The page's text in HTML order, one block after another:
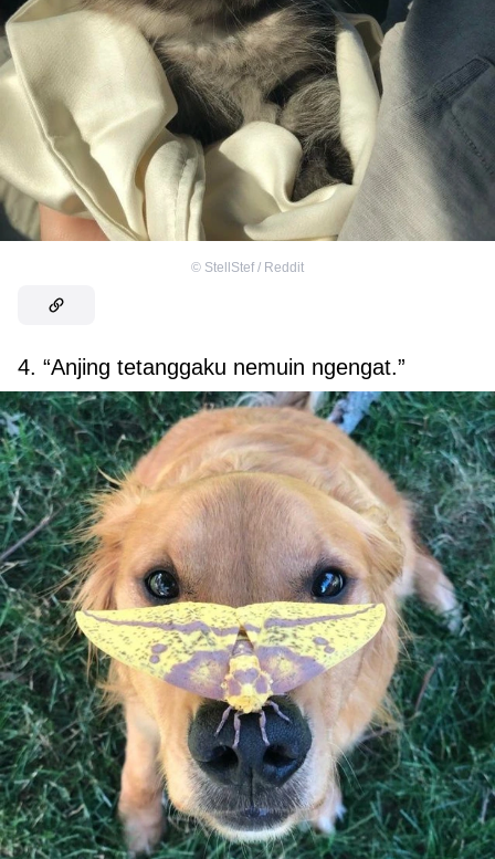
© StellStef / Reddit
4. “Anjing tetanggaku nemuin ngengat.”